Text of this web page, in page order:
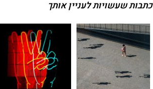
כתבות שעשויות לעניין אותך